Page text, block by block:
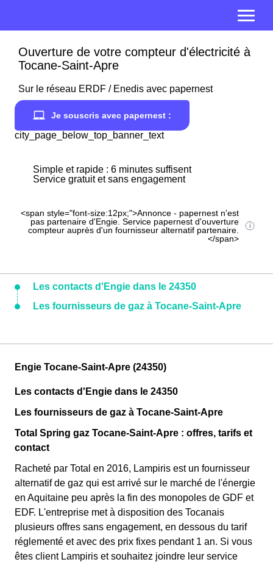
Ouverture de votre compteur d'électricité à
Tocane-Saint-Apre
Sur le réseau ERDF / Enedis avec papernest
Je souscris avec papernest :
city_page_below_top_banner_text
Simple et rapide : 6 minutes suffisent
Service gratuit et sans engagement
<span style="font-size:12px;">Annonce - papernest n'est
pas partenaire d'Engie. Service papernest d'ouverture
compteur auprès d'un fournisseur alternatif partenaire.
</span>
Les contacts d'Engie dans le 24350
Les fournisseurs de gaz à Tocane-Saint-Apre
Engie Tocane-Saint-Apre (24350)
Les contacts d'Engie dans le 24350
Les fournisseurs de gaz à Tocane-Saint-Apre
Total Spring gaz Tocane-Saint-Apre : offres, tarifs et
contact
Racheté par Total en 2016, Lampiris est un fournisseur
alternatif de gaz qui est arrivé sur le marché de l'énergie
en Aquitaine peu après la fin des monopoles de GDF et
EDF. L'entreprise met à disposition des Tocanais
plusieurs offres sans engagement, en dessous du tarif
réglementé et avec des prix fixes pendant 1 an. Si vous
êtes client Lampiris et souhaitez joindre leur service